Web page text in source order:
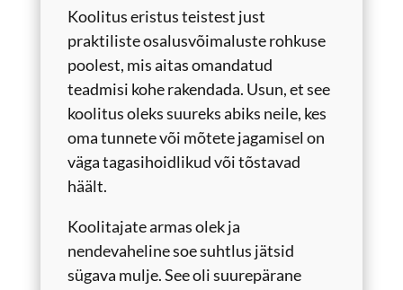
Koolitus eristus teistest just
praktiliste osalusvõimaluste rohkuse
poolest, mis aitas omandatud
teadmisi kohe rakendada. Usun, et see
koolitus oleks suureks abiks neile, kes
oma tunnete või mõtete jagamisel on
väga tagasihoidlikud või tõstavad
häält.
Koolitajate armas olek ja
nendevaheline soe suhtlus jätsid
sügava mulje. See oli suurepärane